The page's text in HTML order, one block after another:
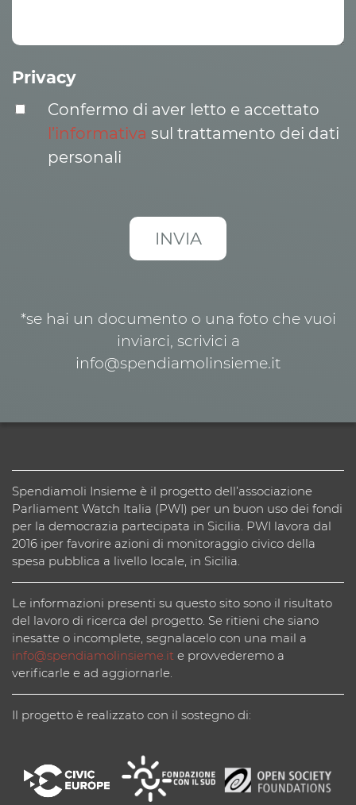
Privacy
Confermo di aver letto e accettato
l’informativa sul trattamento dei dati
personali
*se hai un documento o una foto che vuoi
inviarci, scrivici a
info@spendiamolinsieme.it
Spendiamoli Insieme è il progetto dell’associazione
Parliament Watch Italia (PWI) per un buon uso dei fondi
per la democrazia partecipata in Sicilia. PWI lavora dal
2016 iper favorire azioni di monitoraggio civico della
spesa pubblica a livello locale, in Sicilia.
Le informazioni presenti su questo sito sono il risultato
del lavoro di ricerca del progetto. Se ritieni che siano
inesatte o incomplete, segnalacelo con una mail a
info@spendiamolinsieme.it e provvederemo a
verificarle e ad aggiornarle.
Il progetto è realizzato con il sostegno di: